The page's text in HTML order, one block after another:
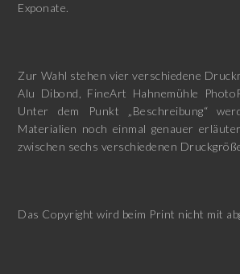
Exponate.
Zur Wahl stehen vier verschiedene
Alu Dibond, FineArt Hahnemühle
Unter dem Punkt „Beschreibung“
Materialien noch einmal genauer
zwischen sechs verschiedenen
Das Copyright wird beim Print nicht mit